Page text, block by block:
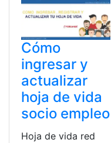
Cómo
ingresar y
actualizar
hoja de vida
socio empleo
Hoja de vida red